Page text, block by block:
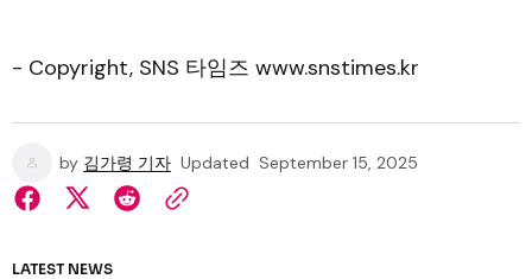
- Copyright, SNS 타임즈 www.snstimes.kr
by 김가령 기자 Updated September 15, 2025
LATEST NEWS